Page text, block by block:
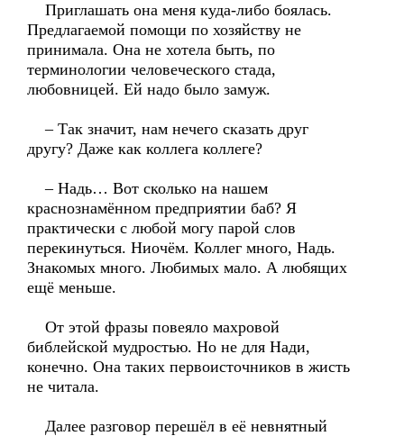
Приглашать она меня куда-либо боялась.
Предлагаемой помощи по хозяйству не
принимала. Она не хотела быть, по
терминологии человеческого стада,
любовницей. Ей надо было замуж.
– Так значит, нам нечего сказать друг
другу? Даже как коллега коллеге?
– Надь… Вот сколько на нашем
краснознамённом предприятии баб? Я
практически с любой могу парой слов
перекинуться. Ниочём. Коллег много, Надь.
Знакомых много. Любимых мало. А любящих
ещё меньше.
От этой фразы повеяло махровой
библейской мудростью. Но не для Нади,
конечно. Она таких первоисточников в жисть
не читала.
Далее разговор перешёл в её невнятный